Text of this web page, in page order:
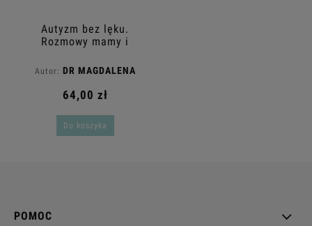
Autyzm bez lęku.
Rozmowy mamy i
diagnozie, terapii i
wyzwaniach
Autor: DR MAGDALENA
PAWLACZYK
64,00 zł
Do koszyka
POMOC